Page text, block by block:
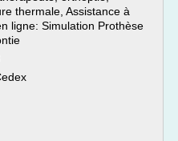
thermale, Assistance à
ligne: Simulation Prothèse